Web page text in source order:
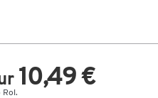
10,49 €
Rol.